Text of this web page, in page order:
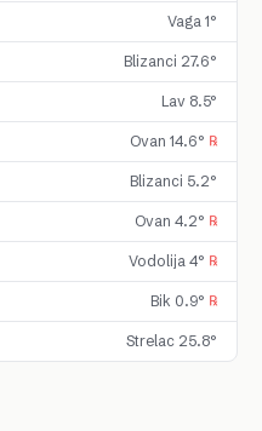
Vaga 1°
Blizanci 27.6°
Lav 8.5°
Ovan 14.6° ℞
Blizanci 5.2°
Ovan 4.2° ℞
Vodolija 4° ℞
Bik 0.9° ℞
Strelac 25.8°